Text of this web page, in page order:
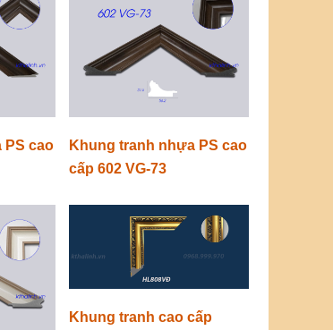
PS cao
Khung tranh nhựa PS cao
cấp 602 VG-73
Khung tranh cao cấp